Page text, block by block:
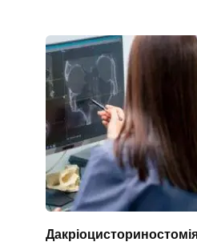
Дакріоцисториностомія